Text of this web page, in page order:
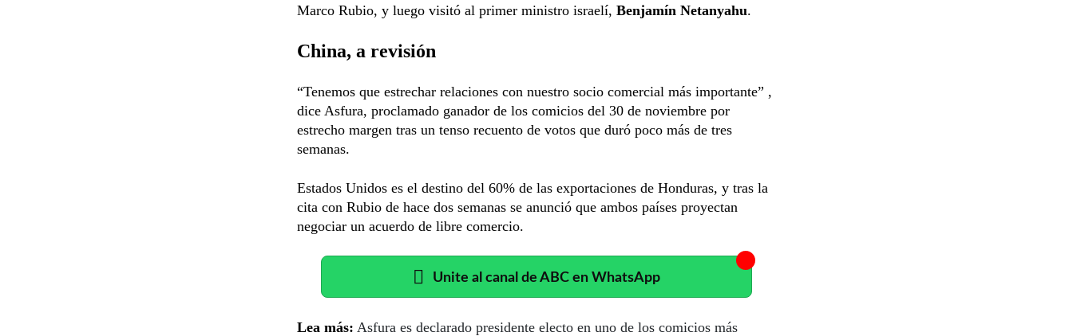
Marco Rubio, y luego visitó al primer ministro israelí, Benjamín Netanyahu.
China, a revisión
“Tenemos que estrechar relaciones con nuestro socio comercial más importante” ,
dice Asfura, proclamado ganador de los comicios del 30 de noviembre por
estrecho margen tras un tenso recuento de votos que duró poco más de tres
semanas.
Estados Unidos es el destino del 60% de las exportaciones de Honduras, y tras la
cita con Rubio de hace dos semanas se anunció que ambos países proyectan
negociar un acuerdo de libre comercio.
Unite al canal de ABC en WhatsApp
Lea más: Asfura es declarado presidente electo en uno de los comicios más